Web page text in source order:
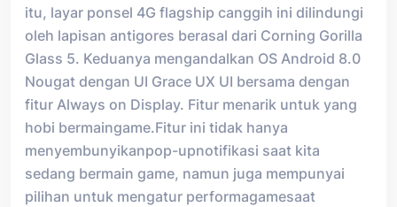
itu, layar ponsel 4G flagship canggih ini dilindungi
oleh lapisan antigores berasal dari Corning Gorilla
Glass 5. Keduanya mengandalkan OS Android 8.0
Nougat dengan UI Grace UX UI bersama dengan
fitur Always on Display. Fitur menarik untuk yang
hobi bermaingame.Fitur ini tidak hanya
menyembunyikanpop-upnotifikasi saat kita
sedang bermain game, namun juga mempunyai
pilihan untuk mengatur performagamesaat